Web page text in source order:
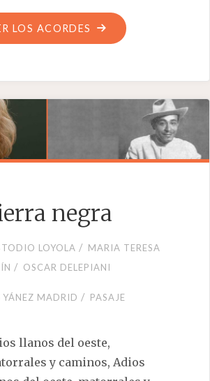
LOS ACORDES
"CONTRAPUNTEO
DE
negra
LOYOLA / MARIA TERESA
/ OSCAR DELEPIANI
YÁNEZ MADRID / PASAJE
llanos del oeste,
y caminos, Adios